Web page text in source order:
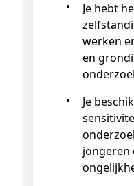
Je hebt het vermogen om
werken
en
Je beschikt over de nodige
jongeren